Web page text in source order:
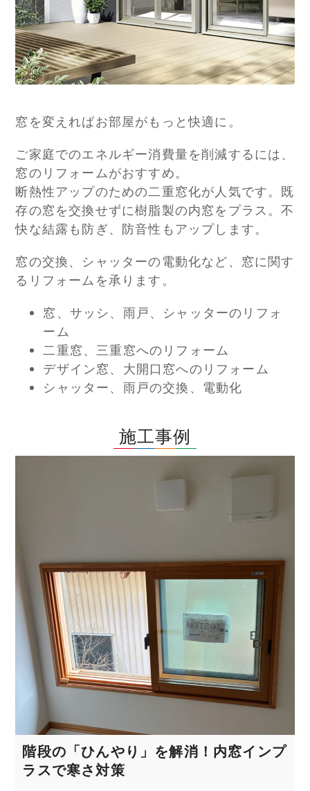
窓を変えればお部屋がもっと快適に。
ご家庭でのエネルギー消費量を削減するには、
窓のリフォームがおすすめ。
断熱性アップのための二重窓化が人気です。既
存の窓を交換せずに樹脂製の内窓をプラス。不
快な結露も防ぎ、防音性もアップします。
窓の交換、シャッターの電動化など、窓に関す
るリフォームを承ります。
窓、サッシ、雨戸、シャッターのリフォ
ーム
二重窓、三重窓へのリフォーム
デザイン窓、大開口窓へのリフォーム
シャッター、雨戸の交換、電動化
施工事例
階段の「ひんやり」を解消！内窓インプ
ラスで寒さ対策